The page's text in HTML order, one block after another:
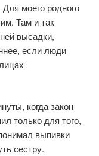
моего родного
Там и так
высадки,
если люди
когда закон
только для того,
выпивки
сестру.